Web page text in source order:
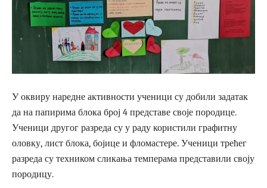
У оквиру наредне активности ученици су добили задатак
да на папирима блока број 4 представе своје породице.
Ученици другог разреда су у раду користили графитну
оловку, лист блока, бојице и фломастере. Ученици трећег
разреда су техником сликања темперама представили своју
породицу.